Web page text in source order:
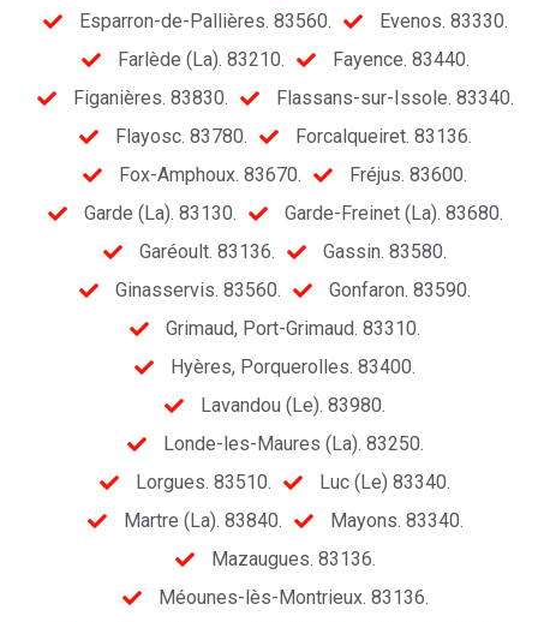
Esparron-de-Pallières. 83560.
Evenos. 83330.
Farlède (La). 83210.
Fayence. 83440.
Figanières. 83830.
Flassans-sur-Issole. 83340.
Flayosc. 83780.
Forcalqueiret. 83136.
Fox-Amphoux. 83670.
Fréjus. 83600.
Garde (La). 83130.
Garde-Freinet (La). 83680.
Garéoult. 83136.
Gassin. 83580.
Ginasservis. 83560.
Gonfaron. 83590.
Grimaud, Port-Grimaud. 83310.
Hyères, Porquerolles. 83400.
Lavandou (Le). 83980.
Londe-les-Maures (La). 83250.
Lorgues. 83510.
Luc (Le) 83340.
Martre (La). 83840.
Mayons. 83340.
Mazaugues. 83136.
Méounes-lès-Montrieux. 83136.